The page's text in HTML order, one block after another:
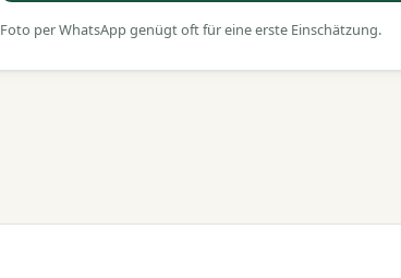
Foto per WhatsApp genügt oft für eine erste Einschätzung.